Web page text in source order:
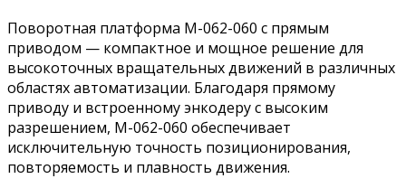
Поворотная платформа M-062-060 с прямым
приводом — компактное и мощное решение для
высокоточных вращательных движений в различных
областях автоматизации. Благодаря прямому
приводу и встроенному энкодеру с высоким
разрешением, M-062-060 обеспечивает
исключительную точность позиционирования,
повторяемость и плавность движения.